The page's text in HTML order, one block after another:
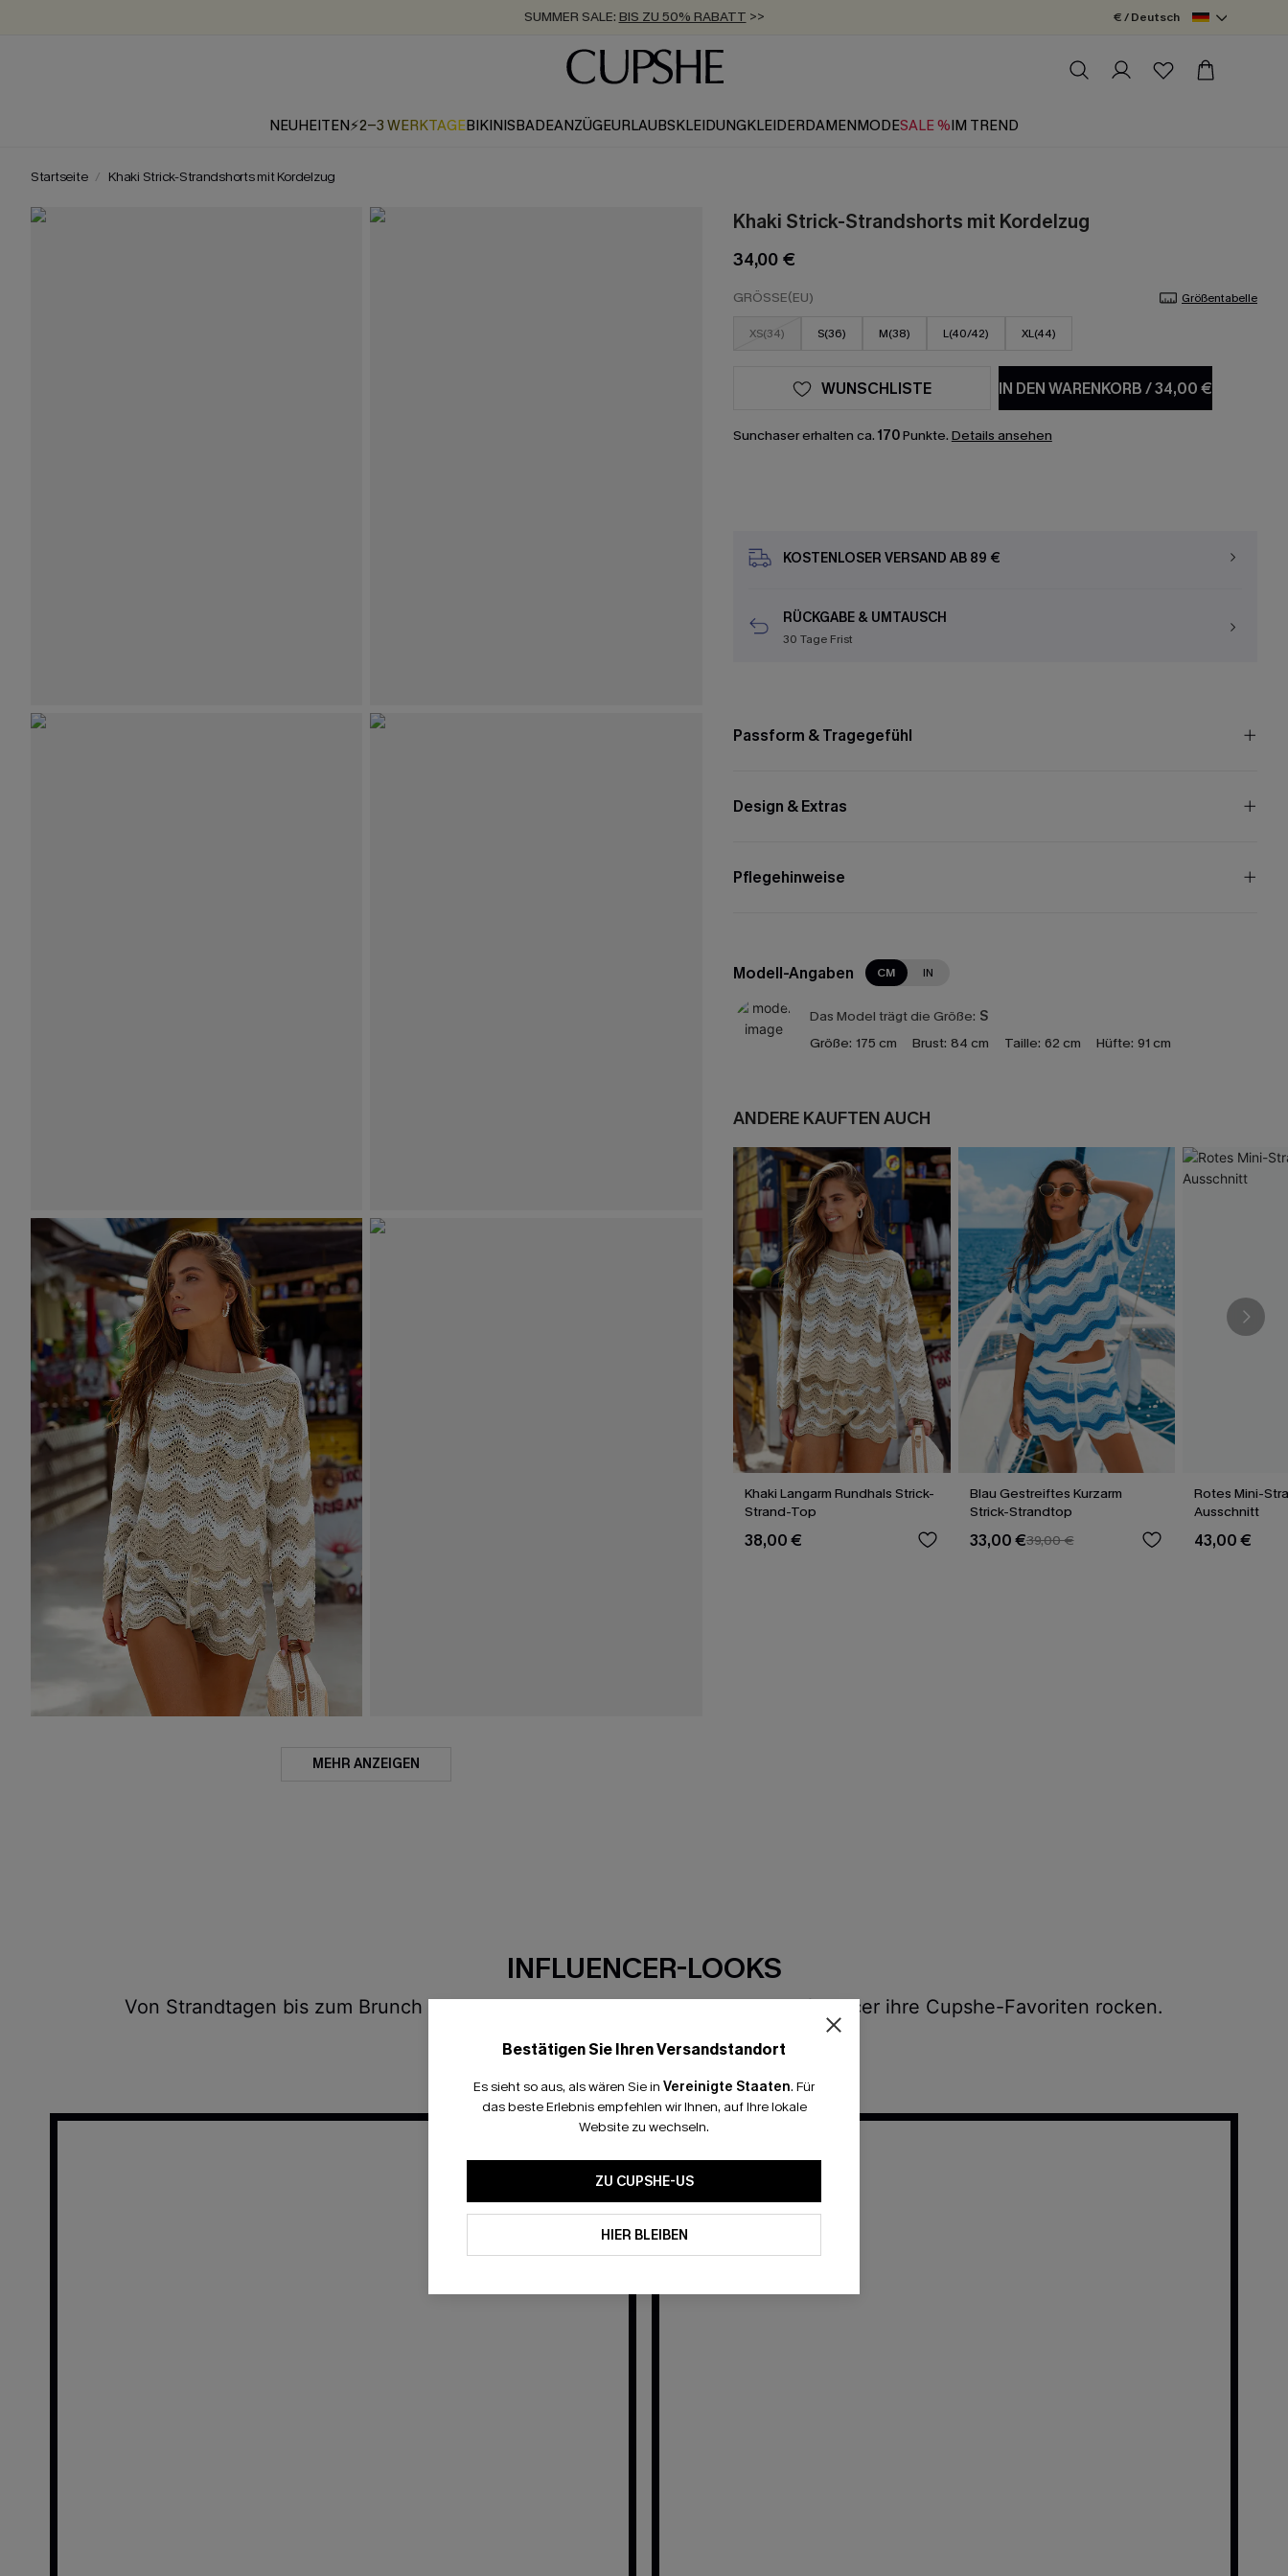
SUMMER SALE: BIS ZU 50% RABATT >>
ZUM NEWSLETTER:BIS ZU -20% EXTRA ERHALTEN
KOSTENLOSER VERSAND AB 89 €
€ / Deutsch
NEUHEITEN⚡2-3 WERKTAGEBIKINISBADEANZÜGEURLAUBSKLEIDUNGKLEIDERDAMENMODESALE %IM TREND
Startseite Khaki Strick-Strandshorts mit Kordelzug
MEHR ANZEIGEN
Khaki Strick-Strandshorts mit Kordelzug
34,00 €
GRÖSSE(EU) Größentabelle
XS(34) S(36) M(38) L(40/42) XL(44)
IN DEN WARENKORB/34,00 €
WUNSCHLISTE
Sunchaser erhalten ca. 170Punkte. Details ansehen
KOSTENLOSER VERSAND AB 89 €
RÜCKGABE & UMTAUSCH
30 Tage Frist
Passform & Tragegefühl
Design & Extras
Pflegehinweise
Modell-Angaben CM IN
Das Model trägt die Größe: S
Größe: 175 cm Brust: 84 cm Taille: 62 cm Hüfte: 91 cm
ANDERE KAUFTEN AUCH
Khaki Langarm Rundhals Strick-
Strand-Top
38,00 €
Blau Gestreiftes Kurzarm
Strick-Strandtop
33,00 €39,00 €
Rotes Mini-
Ausschnitt
43,00 €
INFLUENCER-LOOKS
Von Strandtagen bis zum Brunch – lassen Sie sich davon inspirieren, wie Influencer ihre Cupshe-Favoriten rocken.
Bestätigen Sie Ihren Versandstandort
Es sieht so aus, als wären Sie in Vereinigte Staaten. Für
das beste Erlebnis empfehlen wir Ihnen, auf Ihre lokale
Website zu wechseln.
ZU CUPSHE-US
HIER BLEIBEN